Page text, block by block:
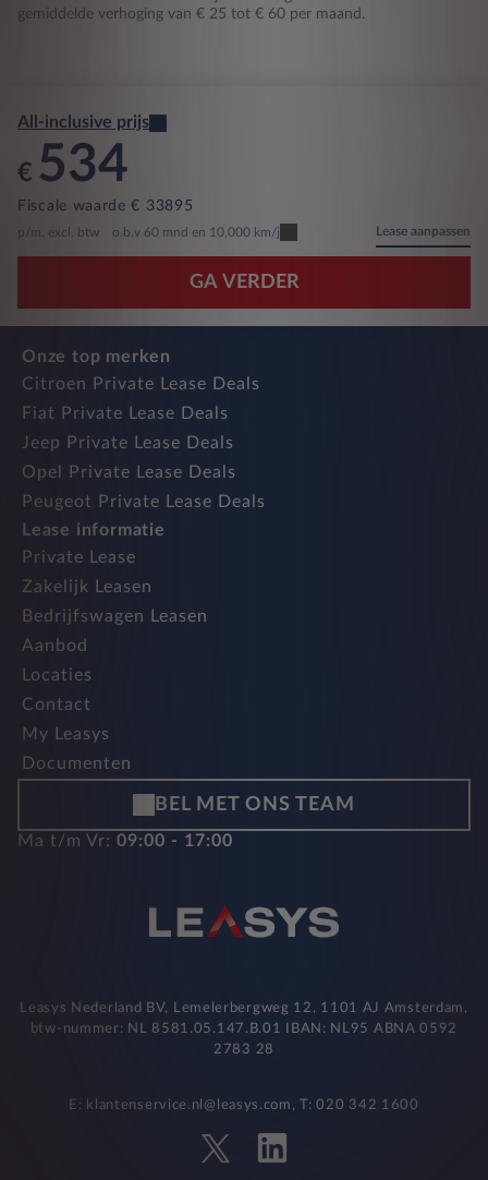
gemiddelde verhoging van € 25 tot € 60 per maand.
All-inclusive prijs
€ 534
Fiscale waarde € 33895
p/m. excl. btw o.b.v 60 mnd en 10,000 km/j Lease aanpassen
GA VERDER
Onze top merken
Citroen Private Lease Deals
Fiat Private Lease Deals
Jeep Private Lease Deals
Opel Private Lease Deals
Peugeot Private Lease Deals
Lease informatie
Private Lease
Zakelijk Leasen
Bedrijfswagen Leasen
Aanbod
Locaties
Contact
My Leasys
Documenten
BEL MET ONS TEAM
Ma t/m Vr: 09:00 - 17:00
Leasys Nederland BV, Lemelerbergweg 12, 1101 AJ Amsterdam,
btw-nummer: NL 8581.05.147.B.01 IBAN: NL95 ABNA 0592
2783 28
E: klantenservice.nl@leasys.com, T: 020 342 1600